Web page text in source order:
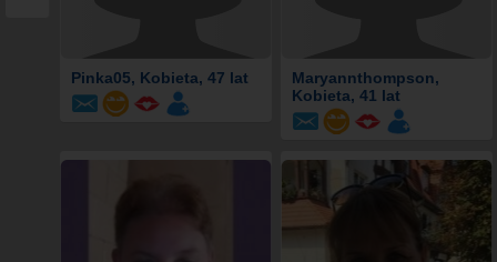
Pinka05, Kobieta, 47 lat Maryannthompson,
Kobieta, 41 lat